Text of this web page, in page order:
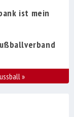
ist mein
»